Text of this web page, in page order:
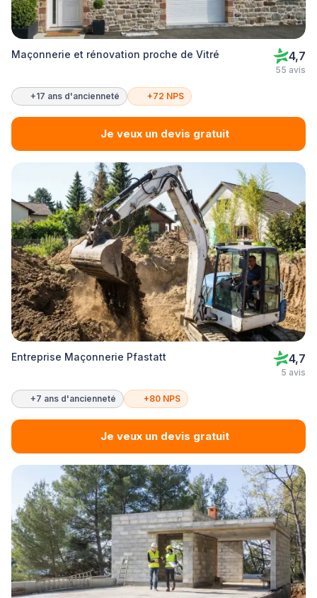
Maçonnerie et rénovation proche de Vitré 4,7
55 avis
+17 ans d'ancienneté +72 NPS
Je veux un devis gratuit
Entreprise Maçonnerie Pfastatt 4,7
5 avis
+7 ans d'ancienneté +80 NPS
Je veux un devis gratuit